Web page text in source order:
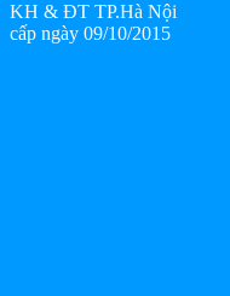
KH & ĐT TP.Hà Nội
cấp ngày 09/10/2015